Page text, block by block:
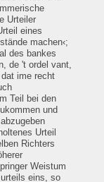
Urteiler
eines
machen‹;
des bankes
de 't ordel vant,
ime recht
Teil bei den
und
Urteil
Richters
Weistum
eins, so